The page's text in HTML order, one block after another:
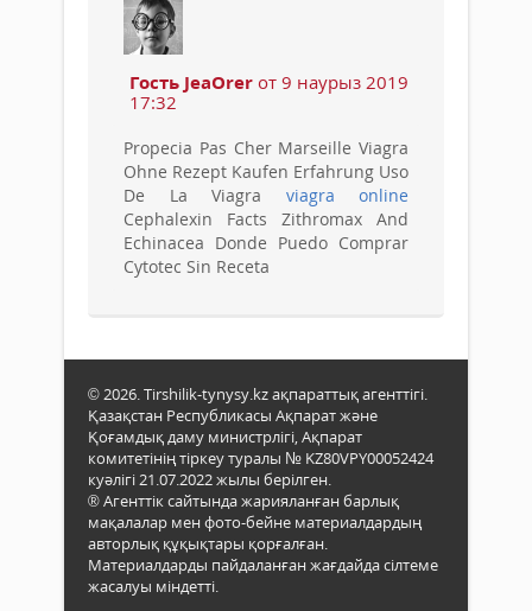
Гость JeaOrer от 9 наурыз 2019
17:32
Propecia Pas Cher Marseille Viagra
Ohne Rezept Kaufen Erfahrung Uso
De La Viagra viagra online
Cephalexin Facts Zithromax And
Echinacea Donde Puedo Comprar
Cytotec Sin Receta
© 2026. Tirshilik-tynysy.kz ақпараттық агенттігі.
Қазақстан Республикасы Ақпарат және
Қоғамдық даму министрлігі, Ақпарат
комитетінің тіркеу туралы № KZ80VPY00052424
куәлігі 21.07.2022 жылы берілген.
® Агенттік сайтында жарияланған барлық
мақалалар мен фото-бейне материалдардың
авторлық құқықтары қорғалған.
Материалдарды пайдаланған жағдайда сілтеме
жасалуы міндетті.